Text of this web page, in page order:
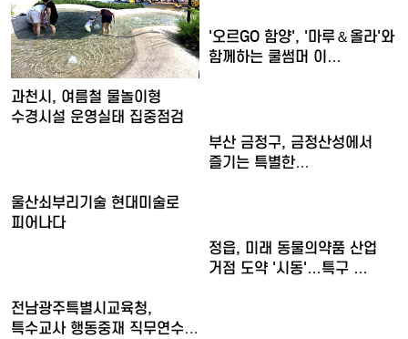
과천시, 여름철 물놀이형
수경시설 운영실태 집중점검
'오르GO 함양', '마루＆올라'와
함께하는 쿨썸머 이…
부산 금정구, 금정산성에서
즐기는 특별한
울산쇠부리기술 현대미술로
피어나다
정읍, 미래 동물의약품 산업
거점 도약 '시동'…특구 …
전남광주특별시교육청,
특수교사 행동중재 직무연수